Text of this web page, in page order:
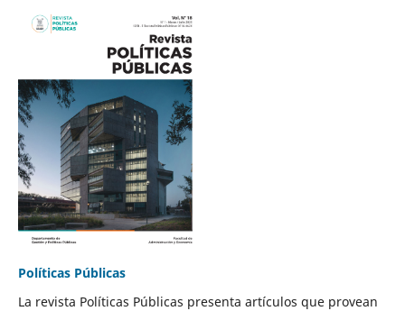
Políticas Públicas
La revista Políticas Públicas presenta artículos que provean